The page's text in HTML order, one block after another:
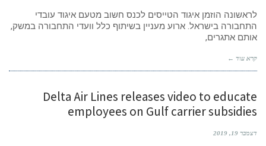
לראשונה הוזמן איגוד הטייסים לכנס חשוב מטעם איגוד עובדי
התחבורה בישראל. ארוע מעניין בשיתוף כלל וועדי התחבורה במשק,
אותם אתגרים,
קרא עוד ←
Delta Air Lines releases video to educate
employees on Gulf carrier subsidies
דצמבר 19, 2019